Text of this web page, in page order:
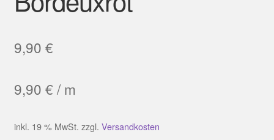
9,90 €
9,90 € /m
inkl. 19 % MwSt. zzgl. Versandkosten